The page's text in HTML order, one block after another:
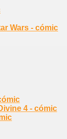
Wars - cómic
4 - cómic